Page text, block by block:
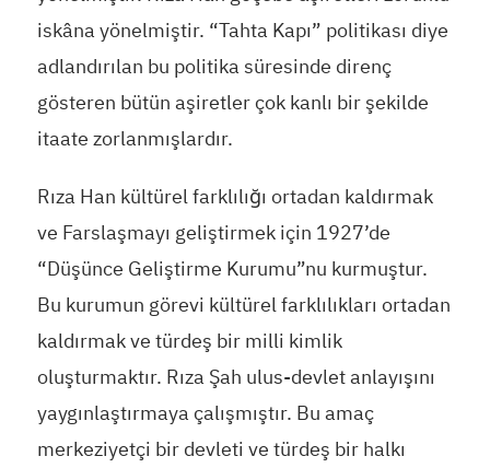
iskâna yönelmiştir. “Tahta Kapı” politikası diye
adlandırılan bu politika süresinde direnç
gösteren bütün aşiretler çok kanlı bir şekilde
itaate zorlanmışlardır.
Rıza Han kültürel farklılığı ortadan kaldırmak
ve Farslaşmayı geliştirmek için 1927’de
“Düşünce Geliştirme Kurumu”nu kurmuştur.
Bu kurumun görevi kültürel farklılıkları ortadan
kaldırmak ve türdeş bir milli kimlik
oluşturmaktır. Rıza Şah ulus-devlet anlayışını
yaygınlaştırmaya çalışmıştır. Bu amaç
merkeziyetçi bir devleti ve türdeş bir halkı